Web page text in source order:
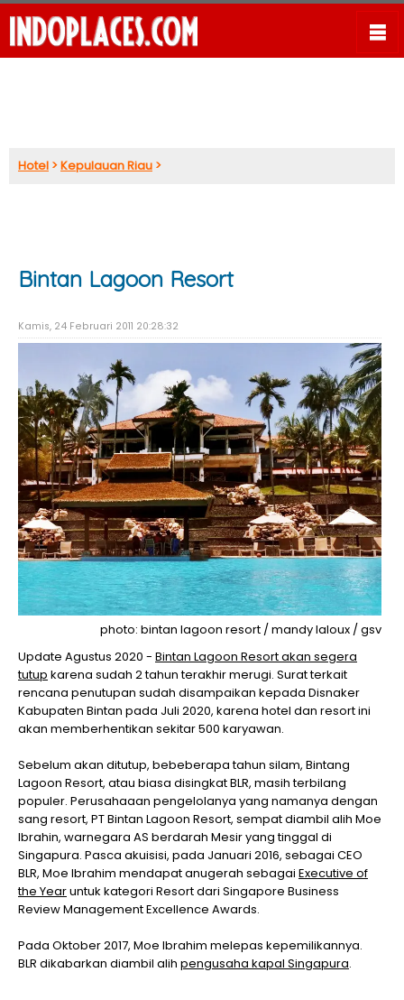
Hotel >Kepulauan Riau >
Bintan Lagoon Resort
Kamis, 24 Februari 2011 20:28:32
photo: bintan lagoon resort / mandy laloux / gsv
Update Agustus 2020 - Bintan Lagoon Resort akan segera
tutup karena sudah 2 tahun terakhir merugi. Surat terkait
rencana penutupan sudah disampaikan kepada Disnaker
Kabupaten Bintan pada Juli 2020, karena hotel dan resort ini
akan memberhentikan sekitar 500 karyawan.
Sebelum akan ditutup, bebeberapa tahun silam, Bintang
Lagoon Resort, atau biasa disingkat BLR, masih terbilang
populer. Perusahaaan pengelolanya yang namanya dengan
sang resort, PT Bintan Lagoon Resort, sempat diambil alih Moe
Ibrahin, warnegara AS berdarah Mesir yang tinggal di
Singapura. Pasca akuisisi, pada Januari 2016, sebagai CEO
BLR, Moe Ibrahim mendapat anugerah sebagai Executive of
the Yearuntuk kategori Resort dari Singapore Business
Review Management Excellence Awards.
Pada Oktober 2017, Moe Ibrahim melepas kepemilikannya.
BLR dikabarkan diambil alih pengusaha kapal Singapura.